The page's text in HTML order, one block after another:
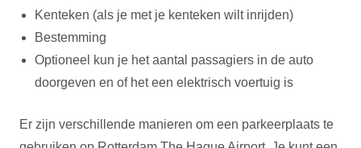
Kenteken (als je met je kenteken wilt inrijden)
Bestemming
Optioneel kun je het aantal passagiers in de auto
doorgeven en of het een elektrisch voertuig is
Er zijn verschillende manieren om een parkeerplaats te